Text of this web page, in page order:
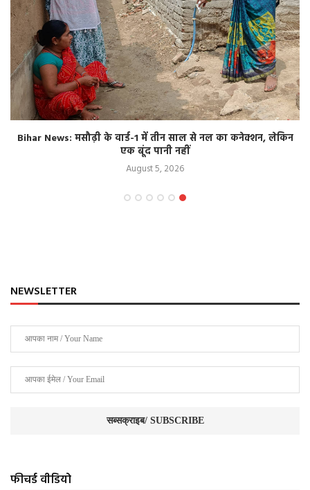
Bihar News: मसौढ़ी के वार्ड-1 में तीन साल से नल का कनेक्शन, लेकिन
एक बूंद पानी नहीं
August 5, 2026
NEWSLETTER
फीचर्ड वीडियो